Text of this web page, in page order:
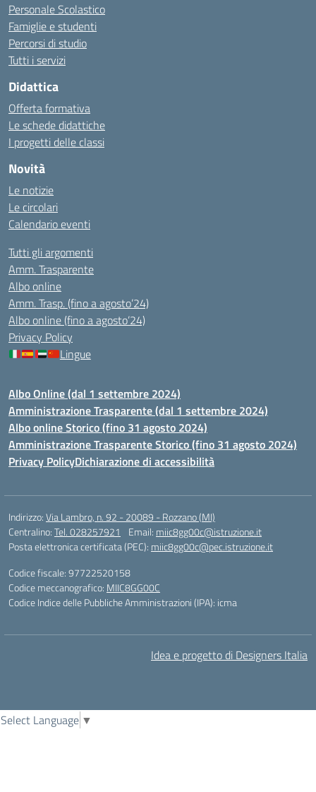
Personale Scolastico
Famiglie e studenti
Percorsi di studio
Tutti i servizi
Didattica
Offerta formativa
Le schede didattiche
I progetti delle classi
Novità
Le notizie
Le circolari
Calendario eventi
Tutti gli argomenti
Amm. Trasparente
Albo online
Amm. Trasp. (fino a agosto’24)
Albo online (fino a agosto’24)
Privacy Policy
Lingue
Albo Online (dal 1 settembre 2024)
Amministrazione Trasparente (dal 1 settembre 2024)
Albo online Storico (fino 31 agosto 2024)
Amministrazione Trasparente Storico (fino 31 agosto 2024)
Privacy PolicyDichiarazione di accessibilità
Indirizzo:Via Lambro, n. 92 - 20089 - Rozzano (MI)
Centralino:Tel. 028257921 Email: miic8gg00c@istruzione.it
Posta elettronica certificata (PEC): miic8gg00c@pec.istruzione.it
Codice fiscale: 97722520158
Codice meccanografico: MIIC8GG00C
Codice Indice delle Pubbliche Amministrazioni (IPA): icma
Idea e progetto di Designers Italia
Select Language ▼